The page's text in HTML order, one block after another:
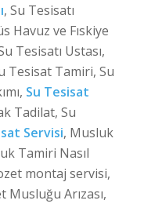
, Su Tesisatı
Havuz ve Fıskiye
Tesisatı Ustası,
Tesisat Tamiri, Su
Su Tesisat
Tadilat, Su
Servisi, Musluk
Tamiri Nasıl
montaj servisi,
Musluğu Arızası,